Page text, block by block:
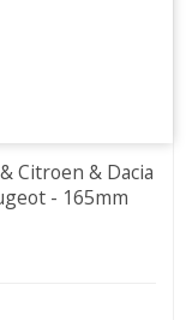
Citroen & Dacia
- 165mm